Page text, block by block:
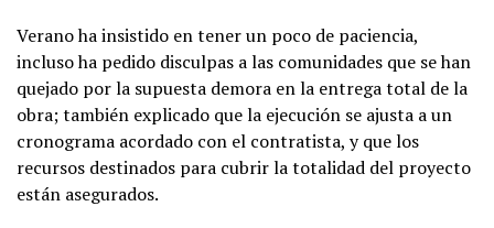
Verano ha insistido en tener un poco de paciencia,
incluso ha pedido disculpas a las comunidades que se han
quejado por la supuesta demora en la entrega total de la
obra; también explicado que la ejecución se ajusta a un
cronograma acordado con el contratista, y que los
recursos destinados para cubrir la totalidad del proyecto
están asegurados.